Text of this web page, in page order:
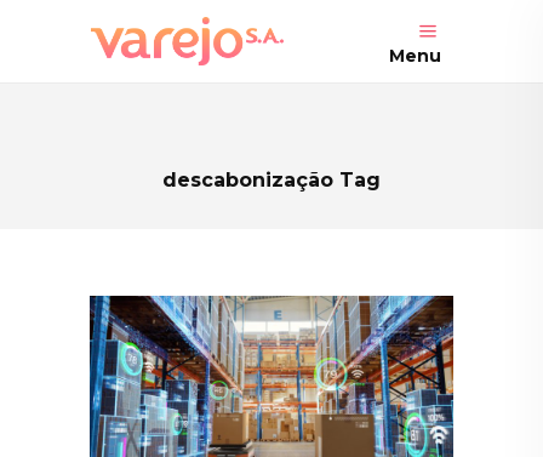
Menu
descabonização Tag